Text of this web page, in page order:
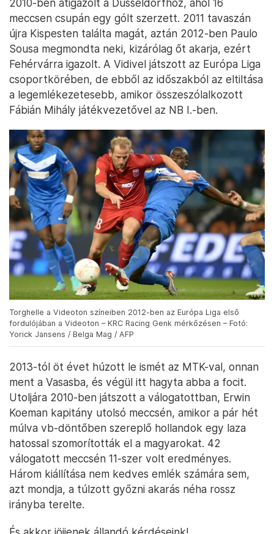
2010-ben átigazolt a Düsseldorfhoz, ahol 16
meccsen csupán egy gólt szerzett. 2011 tavaszán
újra Kispesten találta magát, aztán 2012-ben Paulo
Sousa megmondta neki, kizárólag őt akarja, ezért
Fehérvárra igazolt. A Vidivel játszott az Európa Liga
csoportkörében, de ebből az időszakból az eltiltása
a legemlékezetesebb, amikor összeszólalkozott
Fábián Mihály játékvezetővel az NB I.-ben.
Torghelle a Videoton színeiben 2012-ben az Európa Liga első
fordulójában a Videoton – KRC Racing Genk mérkőzésen – Fotó:
Yorick Jansens / Belga Mag / AFP
2013-tól öt évet húzott le ismét az MTK-val, onnan
ment a Vasasba, és végül itt hagyta abba a focit.
Utoljára 2010-ben játszott a válogatottban, Erwin
Koeman kapitány utolsó meccsén, amikor a pár hét
múlva vb-döntőben szereplő hollandok egy laza
hatossal szomorították el a magyarokat. 42
válogatott meccsén 11-szer volt eredményes.
Három kiállítása nem kedves emlék számára sem,
azt mondja, a túlzott győzni akarás néha rossz
irányba terelte.